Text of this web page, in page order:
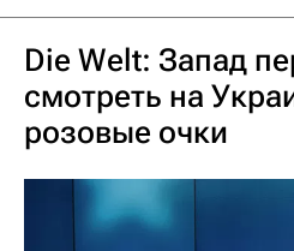
Die Welt: Запад
смотреть на
розовые очки